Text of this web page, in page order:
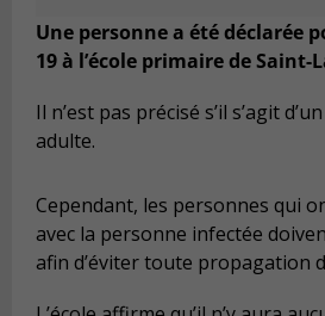
Une personne a été déclarée
19 à l’école primaire de Saint-
Il n’est pas précisé s’il s’agit
adulte.
Cependant, les personnes qui
avec la personne infectée
afin d’éviter toute propagation